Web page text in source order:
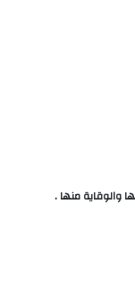
والوقاية منها .